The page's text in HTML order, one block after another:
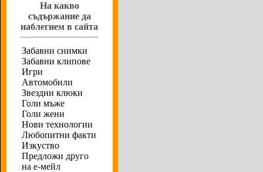
На какво
съдържание да
наблегнем в сайта
Забавни снимки
Забавни клипове
Игри
Автомобили
Звездни клюки
Голи мъже
Голи жени
Нови технологии
Любопитни факти
Изкуство
Предложи друго
на е-мейл